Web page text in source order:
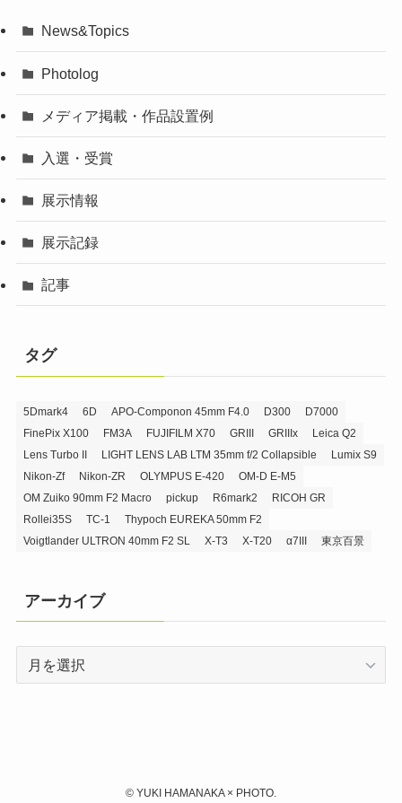
News&Topics
Photolog
メディア掲載・作品設置例
入選・受賞
展示情報
展示記録
記事
タグ
5Dmark4 6D APO-Componon 45mm F4.0 D300
D7000
FinePix X100
FM3A FUJIFILM X70 GRIII GRIIIx
Leica Q2
Lens Turbo II
LIGHT LENS LAB LTM 35mm f/2 Collapsible
Lumix S9
Nikon-Zf
Nikon-ZR OLYMPUS E-420
OM-D E-M5
OM Zuiko 90mm F2 Macro
pickup R6mark2
RICOH GR
Rollei35S
TC-1
Thypoch EUREKA 50mm F2
Voigtlander ULTRON 40mm F2 SL
X-T3 X-T20 α7III 東京百景
アーカイブ
© YUKI HAMANAKA × PHOTO.